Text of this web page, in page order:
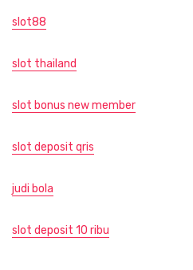
slot88
slot thailand
slot bonus new member
slot deposit qris
judi bola
slot deposit 10 ribu